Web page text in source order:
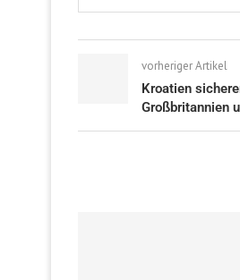
vorheriger Artikel
Kroatien
Großbritannien